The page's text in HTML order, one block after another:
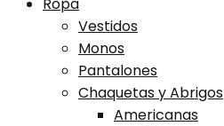
Vestidos
Monos
Pantalones
Chaquetas y Abrigos
Americanas